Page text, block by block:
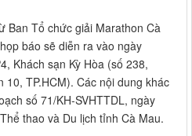
Ban Tổ chức giải Marathon Cà
báo sẽ diễn ra vào ngày
Khách sạn Kỳ Hòa (số 238,
TP.HCM). Các nội dung khác
số 71/KH-SVHTTDL, ngày
thao và Du lịch tỉnh Cà Mau.